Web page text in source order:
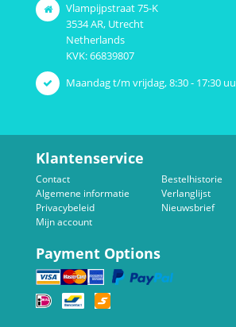
Vlampijpstraat 75-K
3534 AR, Utrecht
Netherlands
KVK: 66839807
Maandag t/m vrijdag, 8:30 - 17:30
Klantenservice
Contact
Algemene informatie
Privacybeleid
Mijn account
Bestelhistorie
Verlanglijst
Nieuwsbrief
Payment Options